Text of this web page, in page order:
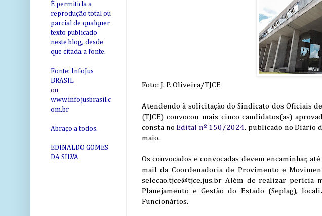
Foto: J. P. Oliveira/TJCE
Atendendo à solicitação do Sindicato dos Oficiais
(TJCE) convocou mais cinco candidatos(as)
consta no Edital nº 150/2024, publicado no Diário
maio.
Os convocados e convocadas devem encaminhar,
mail da Coordenadoria de Provimento e
selecao.tjce@tjce.jus.br Além de realizar perícia
Planejamento e Gestão do Estado (Seplag),
Funcionários.
É permitida a
reprodução total ou
parcial de qualquer
texto publicado
neste blog, desde
que citada a fonte.
Fonte: InfoJus
BRASIL
ou
www.infojusbrasil.c
om.br
Abraço a todos.
EDINALDO GOMES
DA SILVA